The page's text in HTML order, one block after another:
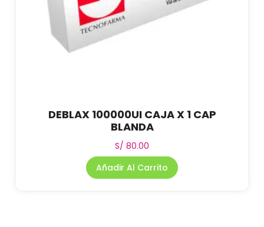
DEBLAX 100000UI CAJA X 1 CAP
BLANDA
S/ 80.00
Añadir Al Carrito